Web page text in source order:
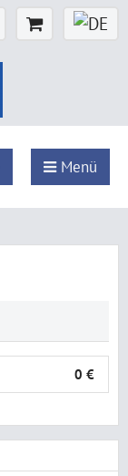
Menü
0 €